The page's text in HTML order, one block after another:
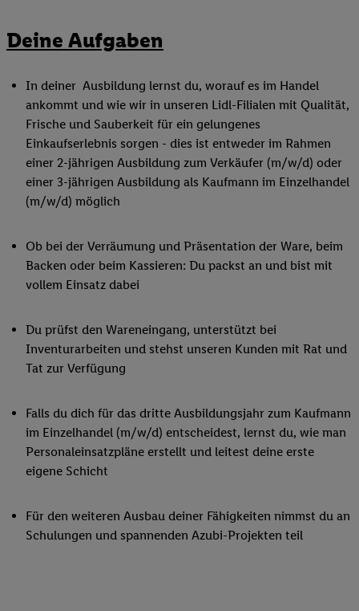
Deine Aufgaben
In deiner Ausbildung lernst du, worauf es im Handel
ankommt und wie wir in unseren Lidl-Filialen mit Qualität,
Frische und Sauberkeit für ein gelungenes
Einkaufserlebnis sorgen - dies ist entweder im Rahmen
einer 2-jährigen Ausbildung zum Verkäufer (m/w/d) oder
einer 3-jährigen Ausbildung als Kaufmann im Einzelhandel
(m/w/d) möglich
Ob bei der Verräumung und Präsentation der Ware, beim
Backen oder beim Kassieren: Du packst an und bist mit
vollem Einsatz dabei
Du prüfst den Wareneingang, unterstützt bei
Inventurarbeiten und stehst unseren Kunden mit Rat und
Tat zur Verfügung
Falls du dich für das dritte Ausbildungsjahr zum Kaufmann
im Einzelhandel (m/w/d) entscheidest, lernst du, wie man
Personaleinsatzpläne erstellt und leitest deine erste
eigene Schicht
Für den weiteren Ausbau deiner Fähigkeiten nimmst du an
Schulungen und spannenden Azubi-Projekten teil